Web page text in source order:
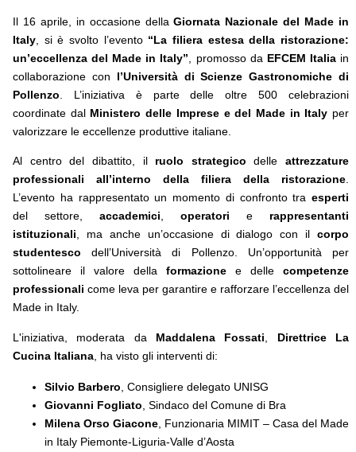
Il 16 aprile, in occasione dellaGiornata Nazionale del Made in
Italy , si è svolto l’evento “La filiera estesa della ristorazione:
un’eccellenza del Made in Italy” , promosso da EFCEM Italiain
collaborazione con l’Università di Scienze Gastronomiche di
Pollenzo . L’iniziativa è parte delle oltre 500 celebrazioni
coordinate dal Ministero delle Imprese e del Made in Italy per
valorizzare le eccellenze produttive italiane.
Al centro del dibattito, il ruolo strategico delleattrezzature
professionali all’interno della filiera della ristorazione
L’evento ha rappresentato un momento di confronto traesperti
del settore,accademici ,operatori e rappresentanti
istituzionali , ma anche un’occasione di dialogo con ilcorpo
studentesco dell’Università di Pollenzo. Un’opportunità per
sottolineare il valore dellaformazione e dellecompetenze
professionali come leva per garantire e rafforzare l’eccellenza del
Made in Italy.
L'iniziativa, moderata da Maddalena Fossati
Direttrice La
Cucina Italiana , ha visto gli interventi di:
Silvio Barbero , Consigliere delegato UNISG
Giovanni Fogliato , Sindaco del Comune di Bra
Milena Orso Giacone , Funzionaria MIMIT – Casa del Made
in Italy Piemonte-Liguria-Valle d’Aosta